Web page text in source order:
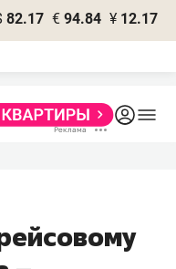
82.17 € 94.84 ¥ 12.17